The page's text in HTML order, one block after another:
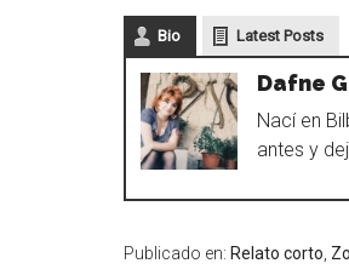
Bio Latest Posts
Dafne
Nací en
antes y
Publicado en: Relato corto